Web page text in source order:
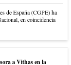
de España (CGPE) ha
en coincidencia
a Vithas en la